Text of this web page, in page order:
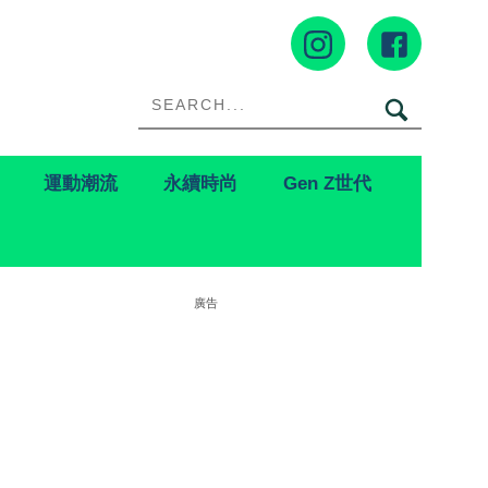
運動潮流 永續時尚 Gen Z世代
廣告